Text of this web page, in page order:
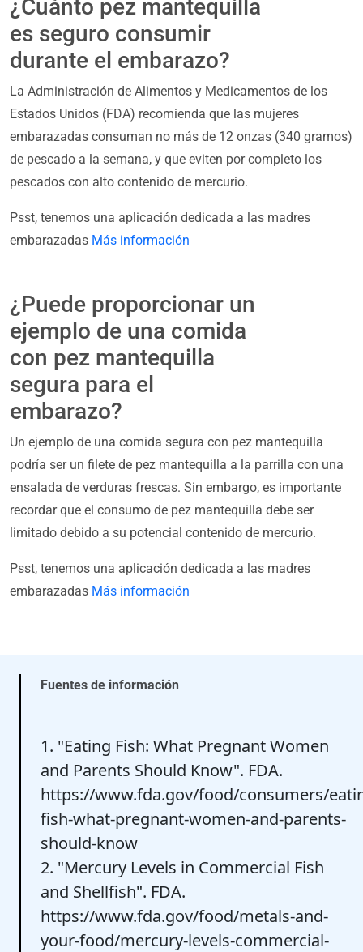
¿Cuánto pez mantequilla
es seguro consumir
durante el embarazo?
La Administración de Alimentos y Medicamentos de los
Estados Unidos (FDA) recomienda que las mujeres
embarazadas consuman no más de 12 onzas (340 gramos)
de pescado a la semana, y que eviten por completo los
pescados con alto contenido de mercurio.
Psst, tenemos una aplicación dedicada a las madres
embarazadas Más información
¿Puede proporcionar un
ejemplo de una comida
con pez mantequilla
segura para el
embarazo?
Un ejemplo de una comida segura con pez mantequilla
podría ser un filete de pez mantequilla a la parrilla con una
ensalada de verduras frescas. Sin embargo, es importante
recordar que el consumo de pez mantequilla debe ser
limitado debido a su potencial contenido de mercurio.
Psst, tenemos una aplicación dedicada a las madres
embarazadas Más información
Fuentes de información
1. "Eating Fish: What Pregnant Women
and Parents Should Know". FDA.
https://www.fda.gov/food/consumers/
fish-what-pregnant-women-and-parents-
should-know
2. "Mercury Levels in Commercial Fish
and Shellfish". FDA.
https://www.fda.gov/food/metals-and-
your-food/mercury-levels-commercial-